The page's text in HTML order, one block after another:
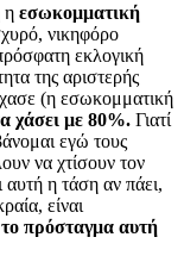
η εσωκομματική
νικηφόρο
εκλογική
της αριστερής
(η εσωκομματική
χάσει με 80%. Γιατί
εγώ τους
να χτίσουν τον
η τάση αν πάει,
είναι
πρόσταγμα αυτή